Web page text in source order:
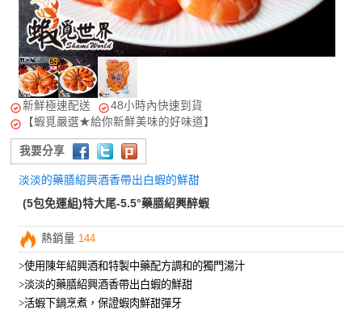
新鮮極速配送
48小時內快速到貨
【蝦覓嚴選★給你新鮮美味的好味道】
我要分享
淡淡的藥膳紹興酒香帶出白蝦的鮮甜
(5包免運組)特大尾-5.5°藥膳紹興醉蝦
熱銷量 144
>使用陳年紹興酒和特製中藥配方調和的獨門湯汁
>淡淡的藥膳紹興酒香帶出白蝦的鮮甜
>活蝦下鍋烹煮，保證蝦肉鮮甜彈牙